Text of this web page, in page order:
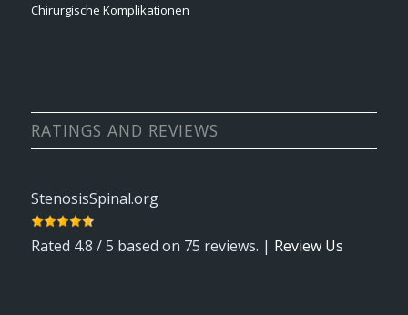
Chirurgische Komplikationen
RATINGS AND REVIEWS
StenosisSpinal.org
Rated 4.8 / 5 based on 75 reviews. | Review Us